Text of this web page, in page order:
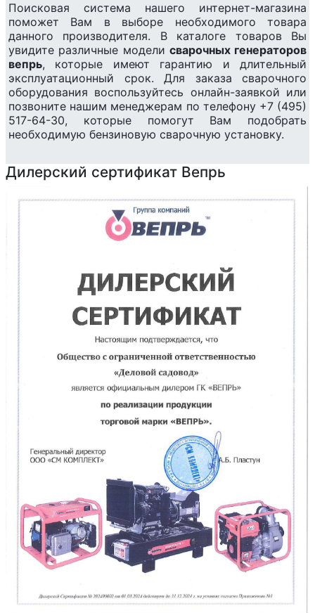
Поисковая система нашего интернет-магазина
поможет Вам в выборе необходимого товара
данного производителя. В каталоге товаров Вы
увидите различные модели сварочных генераторов
вепрь, которые имеют гарантию и длительный
эксплуатационный срок. Для заказа сварочного
оборудования воспользуйтесь онлайн-заявкой или
позвоните нашим менеджерам по телефону +7 (495)
517-64-30, которые помогут Вам подобрать
необходимую бензиновую сварочную установку.
Дилерский сертификат Вепрь